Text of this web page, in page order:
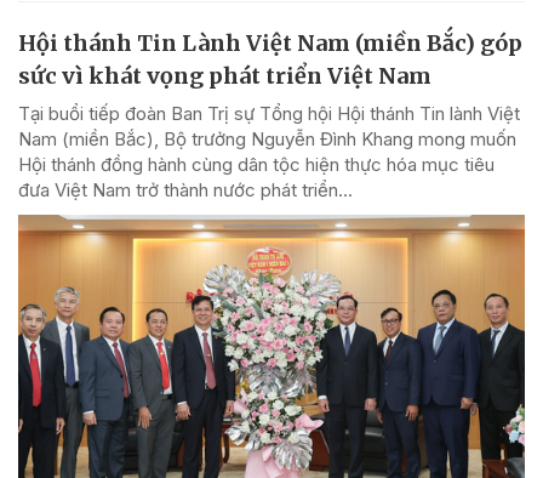
Hội thánh Tin Lành Việt Nam (miền Bắc) góp
sức vì khát vọng phát triển Việt Nam
Tại buổi tiếp đoàn Ban Trị sự Tổng hội Hội thánh Tin lành Việt
Nam (miền Bắc), Bộ trưởng Nguyễn Đình Khang mong muốn
Hội thánh đồng hành cùng dân tộc hiện thực hóa mục tiêu
đưa Việt Nam trở thành nước phát triển...